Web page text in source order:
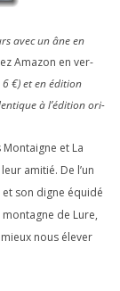
avec un âne en
Amazon en ver­
6€) et en édi­tion
à l’é­di­tion ori­
et La
ami­tié. De l’un
et son digne équi­dé
de Lure,
nous éle­ver